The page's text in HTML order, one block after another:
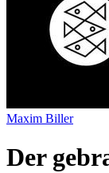
Maxim Biller
Der